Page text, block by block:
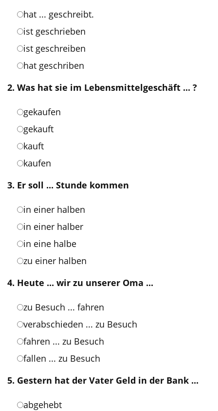
hat ... geschreibt.
ist geschrieben
ist geschreiben
hat geschriben
2. Was hat sie im Lebensmittelgeschäft ... ?
gekaufen
gekauft
kauft
kaufen
3. Er soll ... Stunde kommen
in einer halben
in einer halber
in eine halbe
zu einer halben
4. Heute ... wir zu unserer Oma ...
zu Besuch ... fahren
verabschieden ... zu Besuch
fahren ... zu Besuch
fallen ... zu Besuch
5. Gestern hat der Vater Geld in der Bank ...
abgehebt